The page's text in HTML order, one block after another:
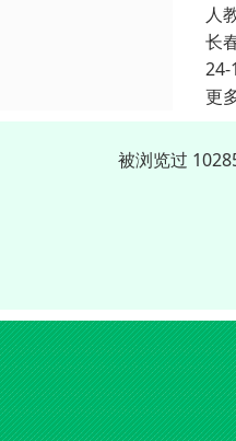
人
长
24-
更
被浏览过